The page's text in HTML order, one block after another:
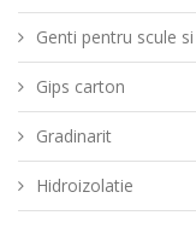
Genti pentru scule
Gips carton
Gradinarit
Hidroizolatie